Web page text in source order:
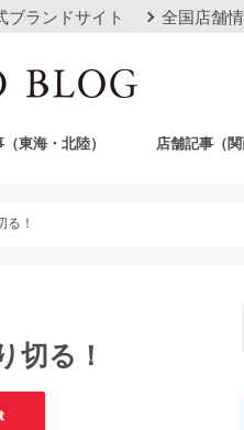
ブランドサイト 全国店舗
東海・北陸） 店舗記事（
る！
切る！